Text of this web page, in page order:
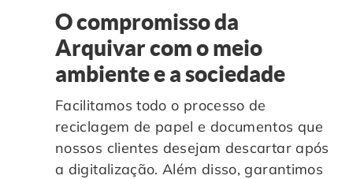
O compromisso da
Arquivar com o meio
ambiente e a sociedade
Facilitamos todo o processo de
reciclagem de papel e documentos que
nossos clientes desejam descartar após
a digitalização. Além disso, garantimos